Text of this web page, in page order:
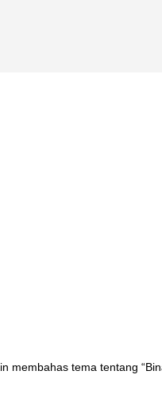
membahas tema tentang